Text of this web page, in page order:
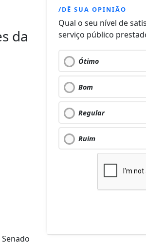
da
/DÊ SUA OPINIÃO
Qual o seu nível de
serviço público
Ótimo
Bom
Regular
Ruim